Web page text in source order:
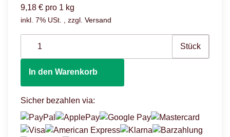
9,18 € pro 1 kg
inkl. 7% USt. , zzgl. Versand
Stück
In den Warenkorb
Sicher bezahlen via: